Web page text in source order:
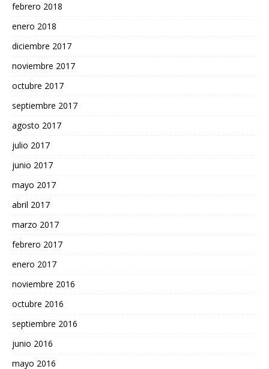
febrero 2018
enero 2018
diciembre 2017
noviembre 2017
octubre 2017
septiembre 2017
agosto 2017
julio 2017
junio 2017
mayo 2017
abril 2017
marzo 2017
febrero 2017
enero 2017
noviembre 2016
octubre 2016
septiembre 2016
junio 2016
mayo 2016